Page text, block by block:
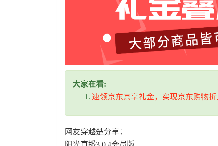
大家在看:
速领京东京享礼金，实现京东购物
网友穿越楚分享：